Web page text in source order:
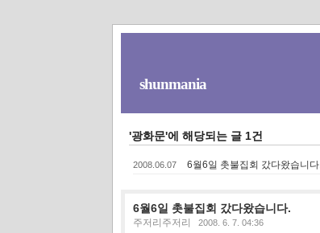
shunmania
'광화문'에 해당되는 글 1건
2008.06.07 6월6일 촛불집회 갔다왔습니다.
6월6일 촛불집회 갔다왔습니다.
주저리주저리 2008. 6. 7. 04:36